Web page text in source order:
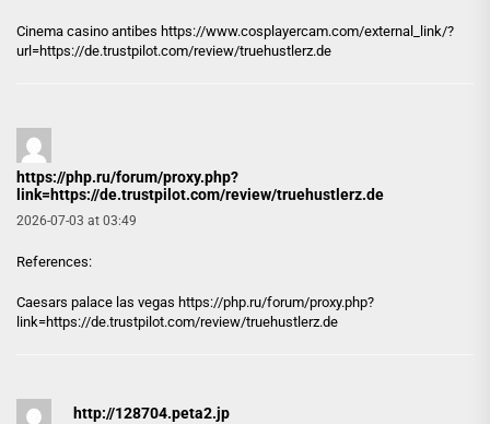
Cinema casino antibes https://www.cosplayercam.com/external_link/?
url=https://de.trustpilot.com/review/truehustlerz.de
https://php.ru/forum/proxy.php?
link=https://de.trustpilot.com/review/truehustlerz.de
2026-07-03 at 03:49
References:
Caesars palace las vegas https://php.ru/forum/proxy.php?
link=https://de.trustpilot.com/review/truehustlerz.de
http://128704.peta2.jp